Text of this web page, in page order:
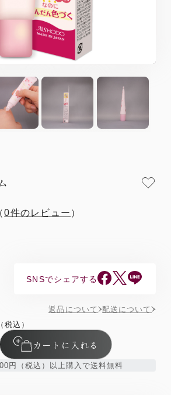
0件のレビュー ）
SNSでシェアする
返品について 配送について
税込）
カートに入れる
円（税込）以上購入で送料無料